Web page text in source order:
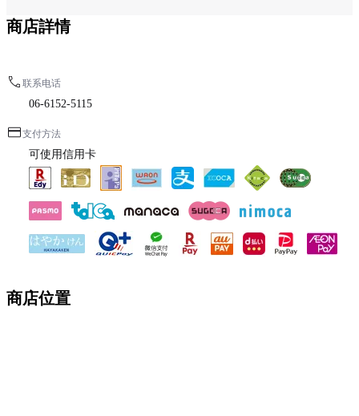
商店詳情
联系电话
06-6152-5115
支付方法
可使用信用卡
商店位置